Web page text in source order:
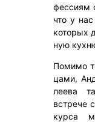
фес­си­ям
что у
ко­торых
ную
По­мимо
ца­ми,
ле­ева
встре­че
курса